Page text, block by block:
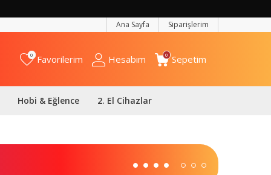
Ana Sayfa Siparişlerim
0 Favorilerim Hesabım 0 Sepetim
Hobi & Eğlence 2. El Cihazlar